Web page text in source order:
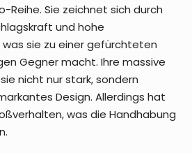
Reihe. Sie zeichnet sich durch
und hohe
sie zu einer gefürchteten
Gegner macht. Ihre massive
nicht nur stark, sondern
Design. Allerdings hat
was die Handhabung